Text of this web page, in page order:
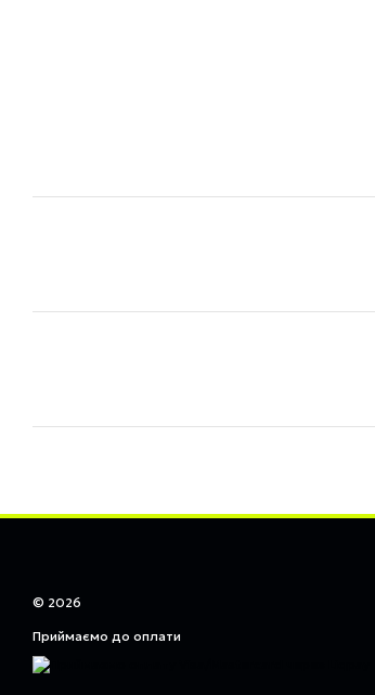
© 2026
Приймаємо до оплати